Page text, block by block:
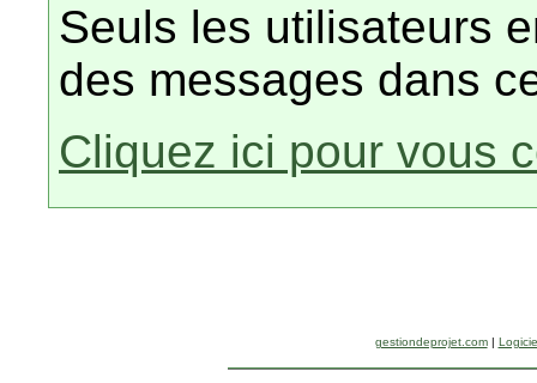
Seuls les utilisateurs
des messages dans
Cliquez ici pour vous
gestiondeprojet.com|